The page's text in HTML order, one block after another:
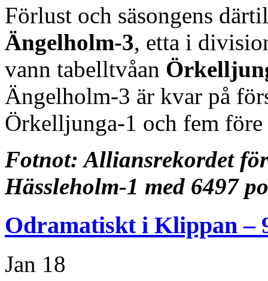
Förlust och säsongens
Ängelholm-3, etta i
vann tabelltvåan
Ängelholm-3 är kvar på
Örkelljunga-1 och fem
Fotnot: Alliansrekordet
Hässleholm-1 med 6497
Odramatiskt i Klippan –
Jan 18